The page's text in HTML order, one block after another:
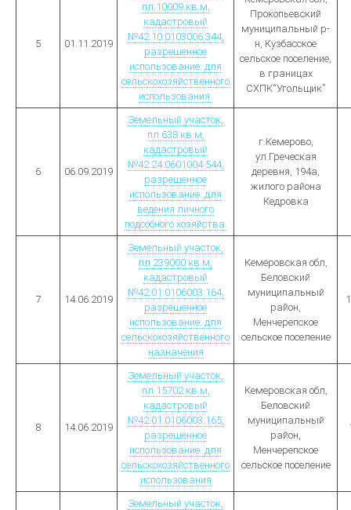
5 01.11.2019
пл.10009 кв.м,
кадастровый
№42:10:0103006:344,
разрешенное
использование: для
сельскохозяйственного
использования.
Прокопьевский
муниципальный р-
н, Кузбасское
сельское поселение,
в границах
СХПК“Угольщик”
6 06.09.2019
Земельный участок,
пл.638 кв.м,
кадастровый
№42:24:0601004:544,
разрешенное
использование: для
ведения личного
подсобного хозяйства.
г.Кемерово,
ул.Греческая
деревня, 194а,
жилого района
Кедровка
7 14.06.2019
Земельный участок,
пл.239000 кв.м,
кадастровый
№42:01:0106003:164,
разрешенное
использование: для
сельскохозяйственного
назначения
Кемеровская обл,
Беловский
муниципальный
район,
Менчерепское
сельское поселение
8 14.06.2019
Земельный участок,
пл.15702 кв.м,
кадастровый
№42:01:0106003:165,
разрешенное
использование: для
сельскохозяйственного
использования
Кемеровская обл,
Беловский
муниципальный
район,
Менчерепское
сельское поселение
Земельный участок,